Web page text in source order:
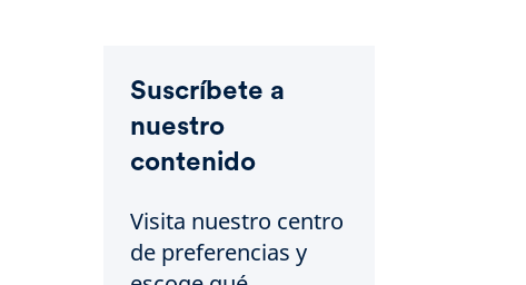
Suscríbete a
nuestro
contenido
Visita nuestro centro
de preferencias y